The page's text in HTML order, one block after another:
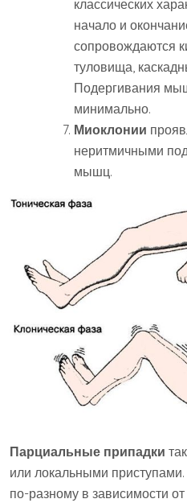
классических
начало и
сопровождаются
туловища,
Подергивания
минимально.
Миоклонии
неритмичными
мышц.
Парциальные припадки
или локальными
по-разному в зависимости от